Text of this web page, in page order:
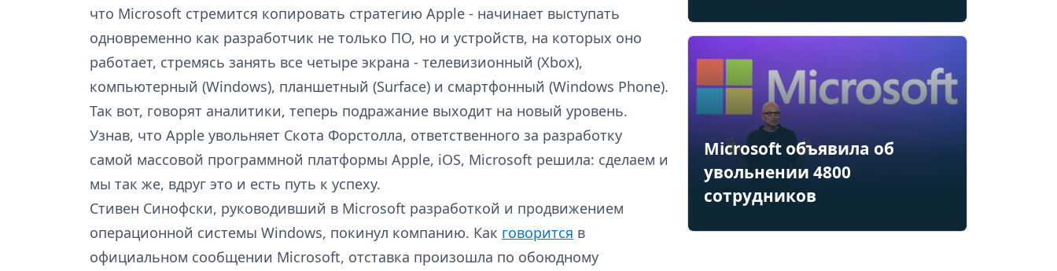
что Microsoft стремится копировать стратегию Apple - начинает выступать
одновременно как разработчик не только ПО, но и устройств, на которых оно
работает, стремясь занять все четыре экрана - телевизионный (Xbox),
компьютерный (Windows), планшетный (Surface) и смартфонный (Windows Phone).
Так вот, говорят аналитики, теперь подражание выходит на новый уровень.
Узнав, что Apple увольняет Скота Форстолла, ответственного за разработку
самой массовой программной платформы Apple, iOS, Microsoft решила: сделаем и
мы так же, вдруг это и есть путь к успеху.
Стивен Синофски, руководивший в Microsoft разработкой и продвижением
операционной системы Windows, покинул компанию. Как говорится в
официальном сообщении Microsoft, отставка произошла по обоюдному
Microsoft объявила об
увольнении 4800
сотрудников